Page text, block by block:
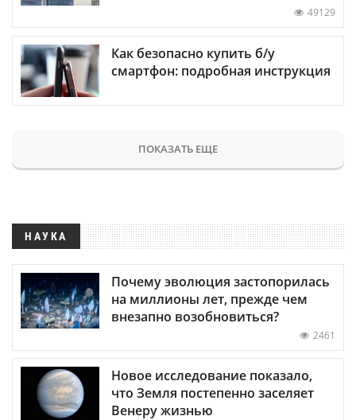
49129
Как безопасно купить б/у
смартфон: подробная инструкция
ПОКАЗАТЬ ЕЩЕ
НАУКА
Почему эволюция застопорилась
на миллионы лет, прежде чем
внезапно возобновиться?
2461
Новое исследование показало,
что Земля постепенно заселяет
Венеру жизнью